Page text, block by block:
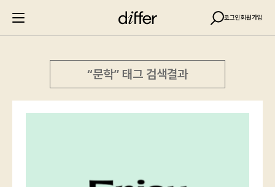
로그인회원가입
“문학” 태그 검색결과